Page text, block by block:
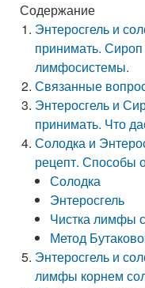
Содержание
Энтеросгель и
принимать. Сироп
лимфосистемы.
Связанные
Энтеросгель и
принимать. Что
Солодка и
рецепт. Способы
Солодка
Энтеросгель
Чистка лимфы
Метод
Энтеросгель и
лимфы корнем